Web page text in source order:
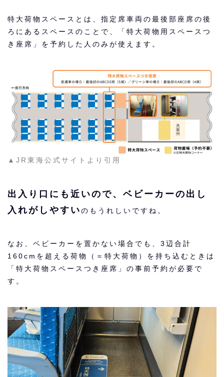
特大荷物スペースとは、指定席車両の最後部座席の後
ろにあるスペースのことで、「特大荷物用スペースつ
き座席」を予約した人のみが使えます。
▲JR東海公式サイトより引用
出入り口にも近いので、ベビーカーの出し
入れがしやすいのもうれしいですね。
なお、ベビーカーを置かない場合でも、3辺合計
160cmを超える荷物（＝特大荷物）を持ち込むときは
「特大荷物スペースつき座席」の事前予約が必要で
す。